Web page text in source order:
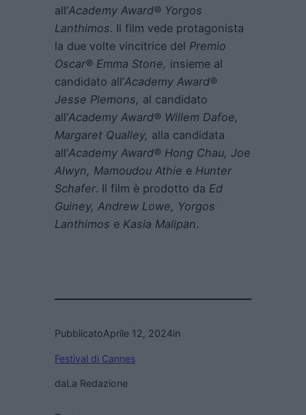
all’Academy Award® Yorgos
Lanthimos. Il film vede protagonista
la due volte vincitrice del Premio
Oscar® Emma Stone, insieme al
candidato all’Academy Award®
Jesse Plemons, al candidato
all’Academy Award® Willem Dafoe,
Margaret Qualley, alla candidata
all’Academy Award® Hong Chau, Joe
Alwyn, Mamoudou Athie e Hunter
Schafer. Il film è prodotto da Ed
Guiney, Andrew Lowe, Yorgos
Lanthimos e Kasia Malipan.
PubblicatoAprile 12, 2024in
Festival di Cannes
daLa Redazione